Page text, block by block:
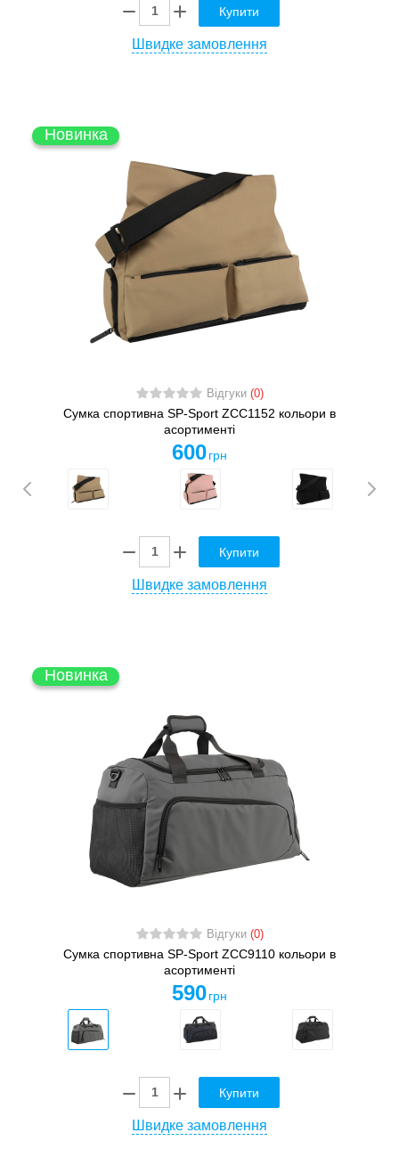
Купити
Швидке замовлення
Новинка
Відгуки (0)
Сумка спортивна SP-Sport ZCC1152 кольори в
асортименті
600 грн
Купити
Швидке замовлення
Новинка
Відгуки (0)
Сумка спортивна SP-Sport ZCC9110 кольори в
асортименті
590 грн
Купити
Швидке замовлення